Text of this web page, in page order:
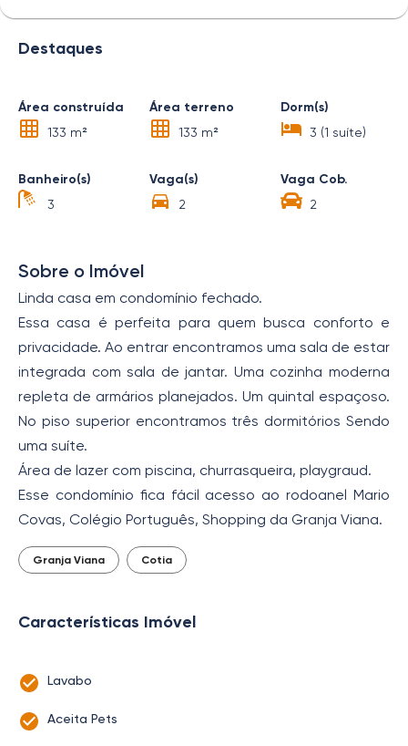
Destaques
Área construída
133 m²
Área terreno
133 m²
Dorm(s)
3 (1 suíte)
Banheiro(s)
3
Vaga(s)
2
Vaga Cob.
2
Sobre o Imóvel
Linda casa em condomínio fechado.
Essa casa é perfeita para quem busca conforto e
privacidade. Ao entrar encontramos uma sala de estar
integrada com sala de jantar. Uma cozinha moderna
repleta de armários planejados. Um quintal espaçoso.
No piso superior encontramos três dormitórios Sendo
uma suíte.
Área de lazer com piscina, churrasqueira, playgraud.
Esse condomínio fica fácil acesso ao rodoanel Mario
Covas, Colégio Português, Shopping da Granja Viana.
Granja Viana Cotia
Características Imóvel
Lavabo
Aceita Pets